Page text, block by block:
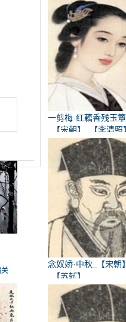
一剪梅·红藕香残玉
_【宋朝】_【李清照
念奴娇·中秋_【宋朝】
_【苏轼】